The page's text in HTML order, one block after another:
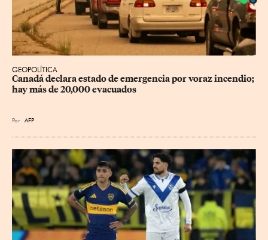
GEOPOLÍTICA
Canadá declara estado de emergencia por voraz incendio;
hay más de 20,000 evacuados
Por AFP